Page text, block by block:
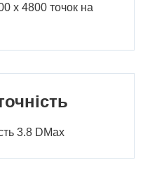
x 4800 точок на
3.8 DMax